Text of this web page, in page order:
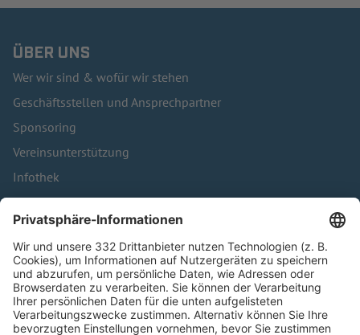
ÜBER UNS
Wer wir sind & wofür wir stehen
Geschäftsstellen und Ansprechpartner
Sponsoring
Vereinsunterstützung
Infothek
Kontakt
HÄUFIG BESUCHTE SEITEN
Pässe und Vereinswechsel
Trainerausbildung
Schulungsangebot Vereinsmitarbeiter